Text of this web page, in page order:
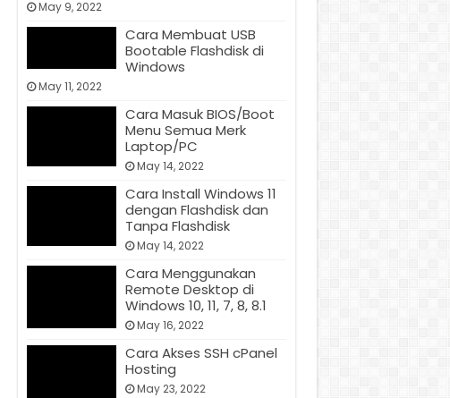
May 9, 2022
Cara Membuat USB
Bootable Flashdisk di
Windows
May 11, 2022
Cara Masuk BIOS/Boot
Menu Semua Merk
Laptop/PC
May 14, 2022
Cara Install Windows 11
dengan Flashdisk dan
Tanpa Flashdisk
May 14, 2022
Cara Menggunakan
Remote Desktop di
Windows 10, 11, 7, 8, 8.1
May 16, 2022
Cara Akses SSH cPanel
Hosting
May 23, 2022